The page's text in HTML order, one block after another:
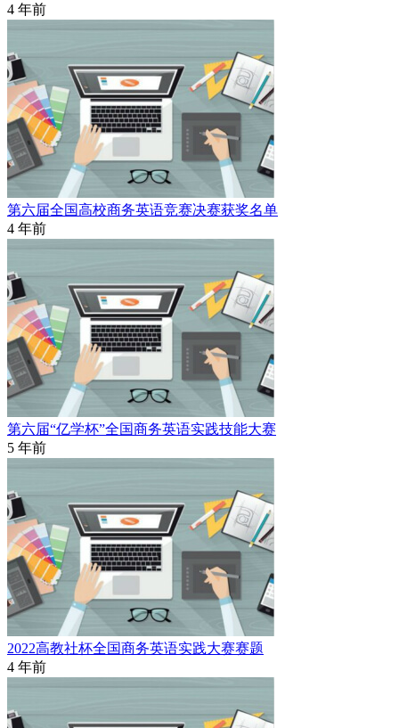
4 年前
第六届全国高校商务英语竞赛决赛获奖名单
4 年前
第六届“亿学杯”全国商务英语实践技能大赛
5 年前
2022高教社杯全国商务英语实践大赛赛题
4 年前